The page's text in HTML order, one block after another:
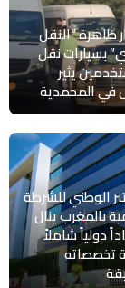
ظاهرة “النقل
بسيارات نقل
يثير
في المحمدية
الوطني للشرطة
بالمغرب ينال
دولياً شاملاً
تخصصاته